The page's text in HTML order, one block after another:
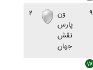
۲
ون
پارس
نقش
جهان
۹